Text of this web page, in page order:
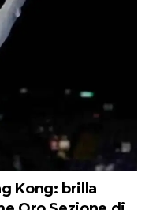
Kong: brilla